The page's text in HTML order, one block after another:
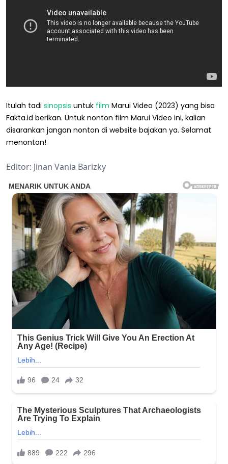
Itulah tadi sinopsis untuk film Marui Video (2023) yang bisa
Fakta.id berikan. Untuk nonton film Marui Video ini, kalian
disarankan jangan nonton di website bajakan ya. Selamat
menonton!
Editor: Jinan Vania Barizky